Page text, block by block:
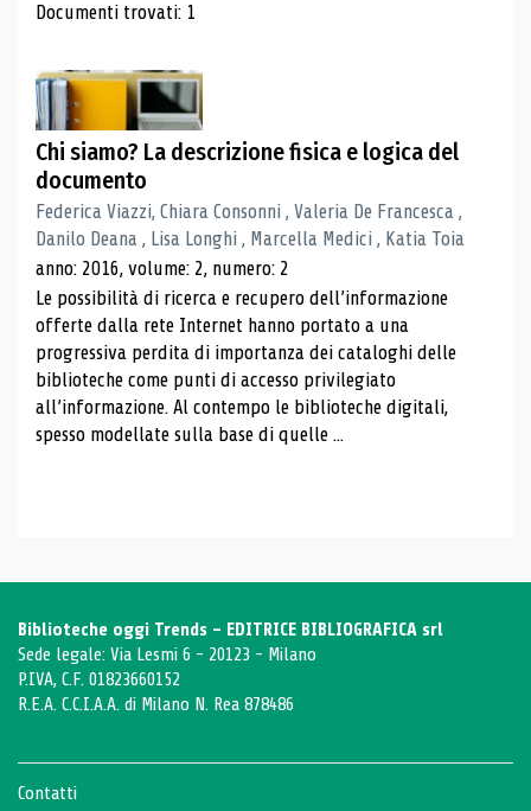
Risultati di ricerca
Documenti trovati: 1
Chi siamo? La descrizione fisica e logica del
documento
Federica Viazzi, Chiara Consonni , Valeria De Francesca ,
Danilo Deana , Lisa Longhi , Marcella Medici , Katia Toia
anno: 2016, volume: 2, numero: 2
Le possibilità di ricerca e recupero dell’informazione
offerte dalla rete Internet hanno portato a una
progressiva perdita di importanza dei cataloghi delle
biblioteche come punti di accesso privilegiato
all’informazione. Al contempo le biblioteche digitali,
spesso modellate sulla base di quelle ...
Biblioteche oggi Trends - EDITRICE BIBLIOGRAFICA srl
Sede legale: Via Lesmi 6 - 20123 - Milano
P.IVA, C.F. 01823660152
R.E.A. C.C.I.A.A. di Milano N. Rea 878486
Contatti